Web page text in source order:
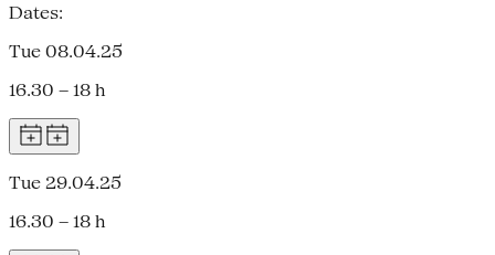
Dates:
Tue 08.04.25
16.30 – 18 h
Tue 29.04.25
16.30 – 18 h